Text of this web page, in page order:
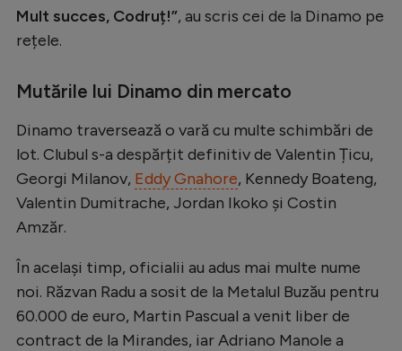
JO 2024
Intră în cont
Creează cont
Mult succes, Codruț!”, au scris cei de la Dinamo pe
rețele.
Mutările lui Dinamo din mercato
Dinamo traversează o vară cu multe schimbări de
lot. Clubul s-a despărțit definitiv de Valentin Țicu,
Georgi Milanov, Eddy Gnahore, Kennedy Boateng,
Valentin Dumitrache, Jordan Ikoko și Costin
Amzăr.
În același timp, oficialii au adus mai multe nume
noi. Răzvan Radu a sosit de la Metalul Buzău pentru
60.000 de euro, Martin Pascual a venit liber de
contract de la Mirandes, iar Adriano Manole a